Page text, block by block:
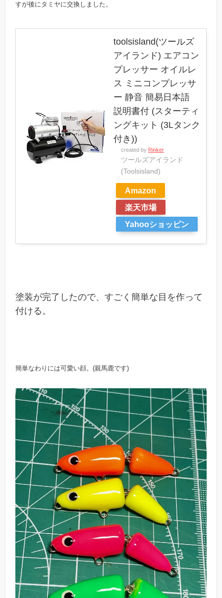
すが後にタミヤに交換しました。
toolsisland(ツールズ
アイランド) エアコン
プレッサー オイルレ
ス ミニコンプレッサ
ー 静音 簡易日本語
説明書付 (スターティ
ングキット (3Lタンク
付き))
created by Rinker
ツールズアイランド
(Toolsisland)
Amazon
楽天市場
Yahooショッピン
塗装が完了したので、すごく簡単な目を作って
付ける。
簡単なわりには可愛い顔。(親馬鹿です)